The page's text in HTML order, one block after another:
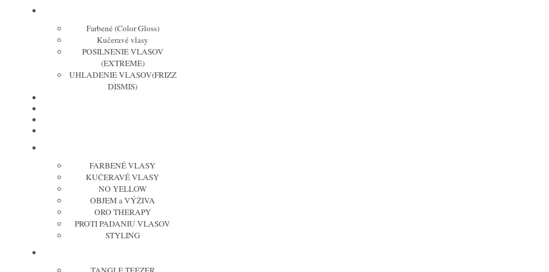
Farbené (Color Gloss)
Kučeravé vlasy
POSILNENIE VLASOV
(EXTREME)
UHLADENIE VLASOV(FRIZZ
DISMIS)
FARBENÉ VLASY
KUČERAVÉ VLASY
NO YELLOW
OBJEM a VÝŽIVA
ORO THERAPY
PROTI PADANIU VLASOV
STYLING